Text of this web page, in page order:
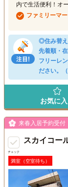
内で生活便利！オ
ファミリーマ
◎住み替え
先着順・
フリーレ
ださい。
お気に入
チェック
来春入居予約受付
スカイコー
満室（空室待ち）